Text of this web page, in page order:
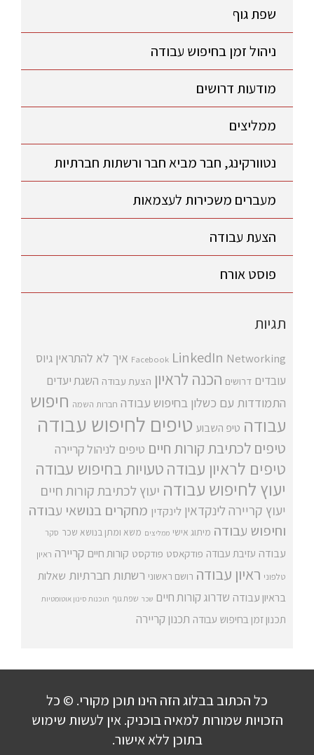
שפת גוף
ניהול זמן בחיפוש עבודה
מודעות דרושים
ממליצים
נטוורקינג, חבר מביא חבר ורשתות חברתיות
מעברים משכירות לעצמאות
הצעת עבודה
פוסט אורח
תגיות
Facebook LinkedIn Networking איך לא להתראין גיוס
עובדים דרושים הכנה לראיון הצעת עבודה השגת יעדים
התמודדות עם כשלון בחיפוש עבודה חברות השמה חיפוש
עבודה טיפ השבוע טיפים לחיפוש עבודה
טיפים לכתיבת קורות חיים טיפים לניהול קריירה
טיפים לראיון עבודהטעויות בחיפוש עבודה
יעוץ לחיפוש עבודה יעוץ לכתיבת קורות חיים
יעוץ קריירה לינקדאין לינקדין מחקרים בנושאי עבודה
וחיפוש עבודה מיתוג אישי ממליצים משא ומתן בנושא שכר סקר
עבודה עזיבת עבודה פודקאסט פודקסט קורות חיים קריירה ראיון
טלפוני ראיון עבודה רושם ראשוני רשתות חברתיות שאלות
בראיון עבודה שדרוג קורות חיים שכר שפת גוף תוכנות סינון אוטומטיות
תכנון זמן בחיפוש עבודה תכנון קריירה
כל הכתוב בבלוג הזה הינו תוכן מקורי. © כל
הזכויות שמורות למאיה בוכניק. אין לעשות שימוש
בתוכן ללא אישור.